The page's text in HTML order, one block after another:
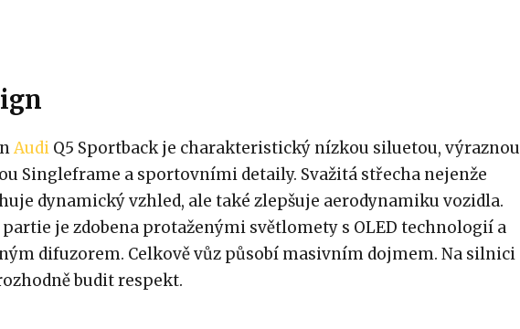
Audi Q5 Sportback je charakteristický nízkou siluetou, výraznou
Singleframe a sportovními detaily. Svažitá střecha nejenže
dynamický vzhled, ale také zlepšuje aerodynamiku vozidla.
je zdobena protaženými světlomety s OLED technologií a
difuzorem. Celkově vůz působí masivním dojmem. Na silnici
budit respekt.